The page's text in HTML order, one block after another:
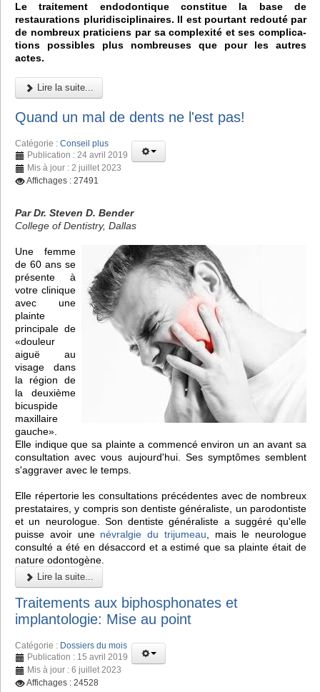
Le traitement endodontique constitue la base de
restaurations pluridisciplinaires. Il est pourtant redouté par
de nombreux praticiens par sa complexité et ses complica-
tions possibles plus nombreuses que pour les autres
actes.
Lire la suite...
Quand un mal de dents ne l'est pas!
Catégorie : Conseil plus
Publication : 24 avril 2019
Mis à jour : 2 juillet 2023
Affichages : 27491
Par Dr. Steven D. Bender
College of Dentistry, Dallas
Une femme
de 60 ans se
présente à
votre clinique
avec une
plainte
principale de
«douleur
aiguë au
visage dans
la région de
la deuxième
bicuspide
maxillaire
gauche».
Elle indique que sa plainte a commencé environ un an avant sa
consultation avec vous aujourd'hui. Ses symptômes semblent
s'aggraver avec le temps.
Elle répertorie les consultations précédentes avec de nombreux
prestataires, y compris son dentiste généraliste, un parodontiste
et un neurologue. Son dentiste généraliste a suggéré qu'elle
puisse avoir une névralgie du trijumeau , mais le neurologue
consulté a été en désaccord et a estimé que sa plainte était de
nature odontogène.
Lire la suite...
Traitements aux biphosphonates et
implantologie: Mise au point
Catégorie : Dossiers du mois
Publication : 15 avril 2019
Mis à jour : 6 juillet 2023
Affichages : 24528